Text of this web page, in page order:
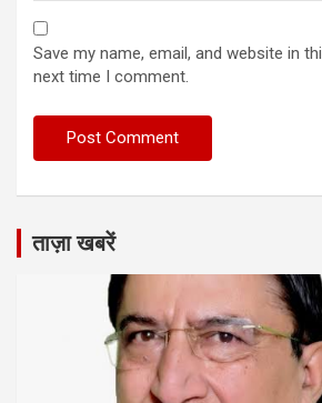
Save my name, email, and website in
next time I comment.
ताज़ा खबरें